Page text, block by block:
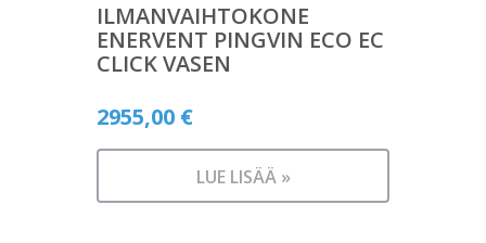
ILMANVAIHTOKONE
ENERVENT PINGVIN ECO EC
CLICK VASEN
2955,00 €
LUE LISÄÄ »